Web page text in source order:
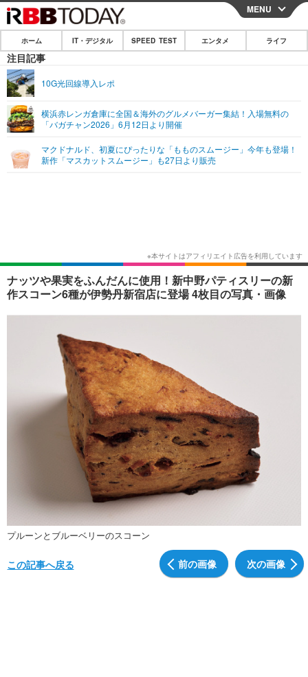
CLOSE
ホーム
IT・デジタル
ネタ
ショッピング その他
SPEED TEST
エンタメ
エンタメTOP 映画・ドラマ
ショッピング その他
ライフ
MENU
ホーム IT・デジタル SPEED TEST エンタメ ライフ
注目記事
10G光回線導入レポ
横浜赤レンガ倉庫に全国＆海外のグルメバーガー集結！入場無料の
「バガチャン2026」6月12日より開催
マクドナルド、初夏にぴったりな「もものスムージー」今年も登場！
新作「マスカットスムージー」も27日より販売
ナッツや果実をふんだんに使用！新中野パティスリーの新
作スコーン6種が伊勢丹新宿店に登場 4枚目の写真・画像
プルーンとブルーベリーのスコーン
前の画像 次の画像
この記事へ戻る